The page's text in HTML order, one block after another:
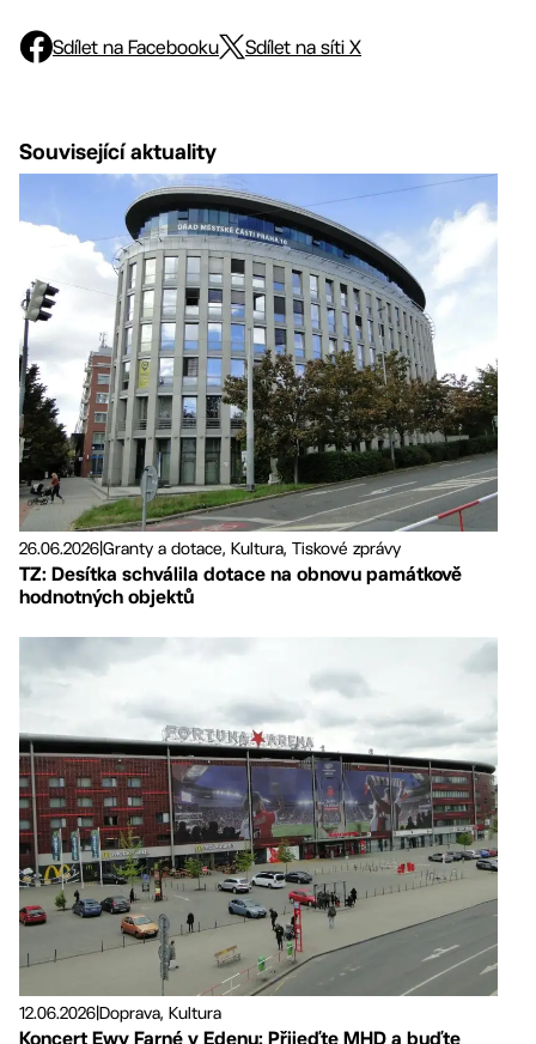
Sdílet na Facebooku Sdílet na síti X
Související aktuality
26.06.2026Granty a dotace, Kultura, Tiskové zprávy
TZ: Desítka schválila dotace na obnovu památkově
hodnotných objektů
12.06.2026Doprava, Kultura
Koncert Ewy Farné v Edenu: Přijeďte MHD a buďte